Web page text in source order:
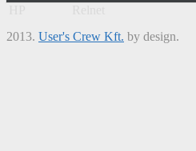
2013. User's Crew Kft. by design.